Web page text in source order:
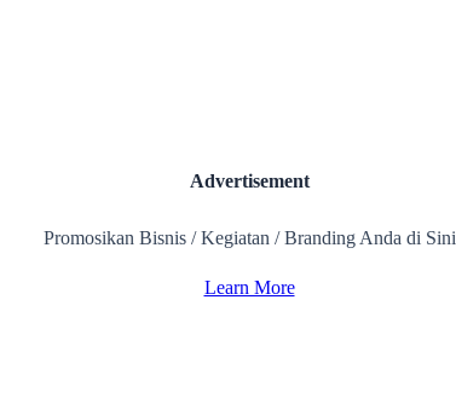
Advertisement
Promosikan Bisnis / Kegiatan / Branding Anda di Sini
Learn More